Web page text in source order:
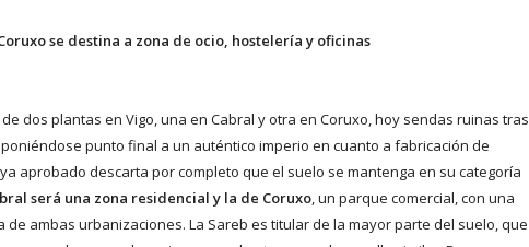
se destina a zona de ocio, hostelería y oficinas
dos plantas en Vigo, una en Cabral y otra en Coruxo, hoy sendas ruinas tras
punto final a un auténtico imperio en cuanto a fabricación de
aprobado descarta por completo que el suelo se mantenga en su categoría
será una zona residencial y la de Coruxo, un parque comercial, con una
ambas urbanizaciones. La Sareb es titular de la mayor parte del suelo, que